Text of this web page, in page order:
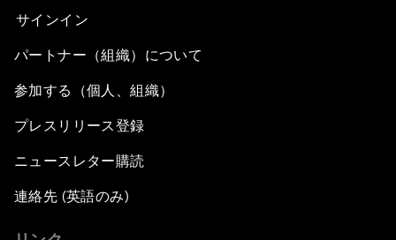
サインイン
パートナー（組織）について
参加する（個人、組織）
プレスリリース登録
ニュースレター購読
連絡先 (英語のみ)